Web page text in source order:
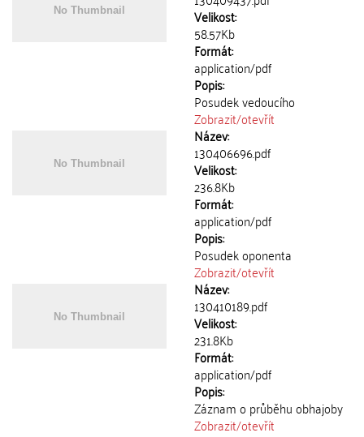
Velikost:
58.57Kb
Formát:
application/pdf
Popis:
Posudek vedoucího
Zobrazit/otevřít
Název:
130406696.pdf
Velikost:
236.8Kb
Formát:
application/pdf
Popis:
Posudek oponenta
Zobrazit/otevřít
Název:
130410189.pdf
Velikost:
231.8Kb
Formát:
application/pdf
Popis:
Záznam o průběhu obhajoby
Zobrazit/otevřít